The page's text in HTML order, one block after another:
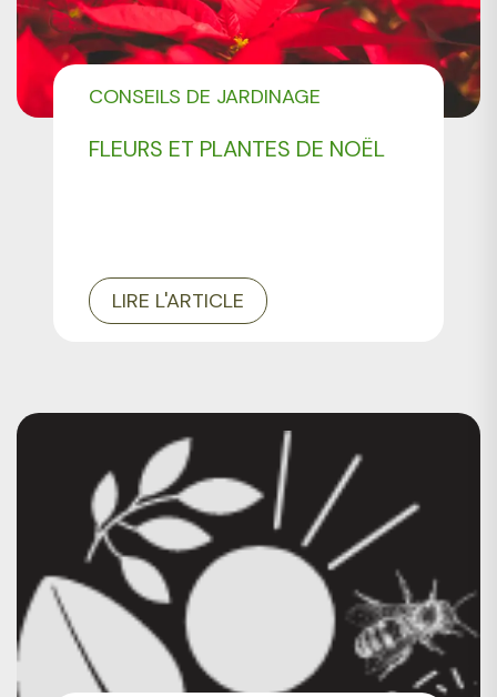
FLEURS ET PLANTES DE NOËL
CONSEILS DE JARDINAGE
LIRE L'ARTICLE